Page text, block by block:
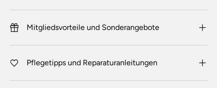
Mitgliedsvorteile und Sonderangebote
Pflegetipps und Reparaturanleitungen